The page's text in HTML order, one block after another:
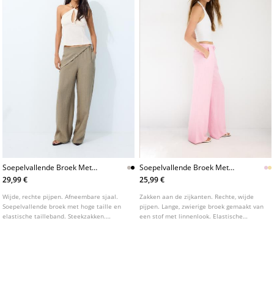
Soepelvallende Broek Met
Sjaal
29,99 €
Wijde, rechte pijpen. Afneembare sjaal.
Soepelvallende broek met hoge taille en
elastische tailleband. Steekzakken.
Soepelvallende Broek Met
Linnenlook L01235236
25,99 €
Zakken aan de zijkanten. Rechte, wijde
pijpen. Lange, zwierige broek gemaakt van
een stof met linnenlook. Elastische